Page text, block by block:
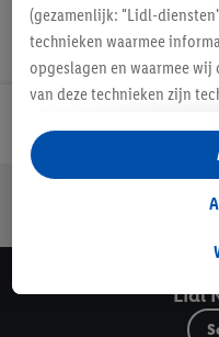
Lidl
(gezamenlijk: "Lidl-
technieken waarmee
opgeslagen en waarmee
van deze technieken zijn
opslaan van
analyseren van statistieken
gepersonaliseerde
gegevens over jouw
Als je hier toestemming
van reclame en als je